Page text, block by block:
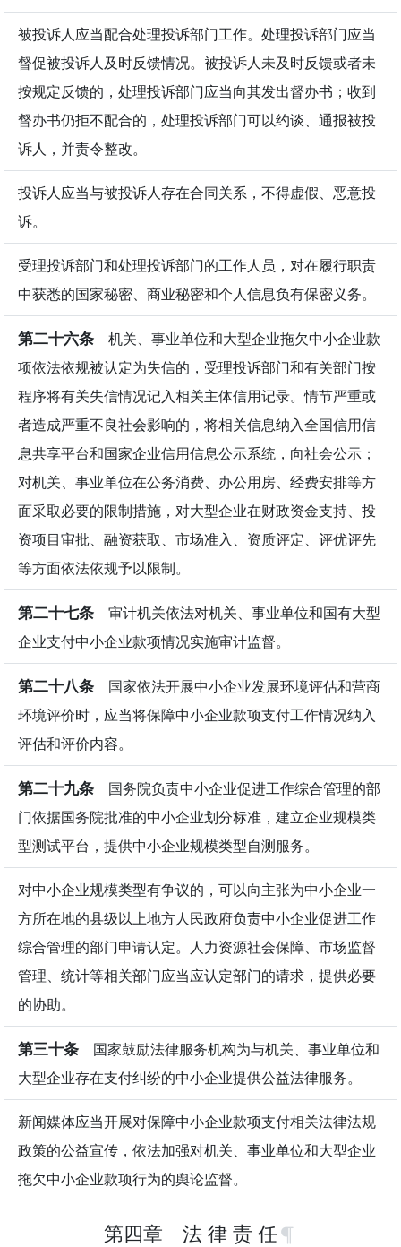
被投诉人应当配合处理投诉部门工作。处理投诉部门应当
督促被投诉人及时反馈情况。被投诉人未及时反馈或者未
按规定反馈的，处理投诉部门应当向其发出督办书；收到
督办书仍拒不配合的，处理投诉部门可以约谈、通报被投
诉人，并责令整改。
投诉人应当与被投诉人存在合同关系，不得虚假、恶意投
诉。
受理投诉部门和处理投诉部门的工作人员，对在履行职责
中获悉的国家秘密、商业秘密和个人信息负有保密义务。
第二十六条 机关、事业单位和大型企业拖欠中小企业款
项依法依规被认定为失信的，受理投诉部门和有关部门按
程序将有关失信情况记入相关主体信用记录。情节严重或
者造成严重不良社会影响的，将相关信息纳入全国信用信
息共享平台和国家企业信用信息公示系统，向社会公示；
对机关、事业单位在公务消费、办公用房、经费安排等方
面采取必要的限制措施，对大型企业在财政资金支持、投
资项目审批、融资获取、市场准入、资质评定、评优评先
等方面依法依规予以限制。
第二十七条 审计机关依法对机关、事业单位和国有大型
企业支付中小企业款项情况实施审计监督。
第二十八条 国家依法开展中小企业发展环境评估和营商
环境评价时，应当将保障中小企业款项支付工作情况纳入
评估和评价内容。
第二十九条 国务院负责中小企业促进工作综合管理的部
门依据国务院批准的中小企业划分标准，建立企业规模类
型测试平台，提供中小企业规模类型自测服务。
对中小企业规模类型有争议的，可以向主张为中小企业一
方所在地的县级以上地方人民政府负责中小企业促进工作
综合管理的部门申请认定。人力资源社会保障、市场监督
管理、统计等相关部门应当应认定部门的请求，提供必要
的协助。
第三十条 国家鼓励法律服务机构为与机关、事业单位和
大型企业存在支付纠纷的中小企业提供公益法律服务。
新闻媒体应当开展对保障中小企业款项支付相关法律法规
政策的公益宣传，依法加强对机关、事业单位和大型企业
拖欠中小企业款项行为的舆论监督。
第四章 法 律 责 任